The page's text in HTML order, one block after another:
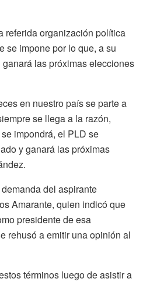
referida organización política
se impone por lo que, a su
las próximas elecciones
en nuestro país se parte a
se llega a la razón,
impondrá, el PLD se
y ganará las próximas
del aspirante
Amarante, quien indicó que
presidente de esa
rehusó a emitir una opinión al
términos luego de asistir a